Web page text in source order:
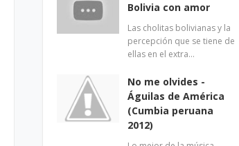
Bolivia con amor
Las cholitas bolivianas y la
percepción que se tiene de
ellas en el extra…
No me olvides -
Águilas de América
(Cumbia peruana
2012)